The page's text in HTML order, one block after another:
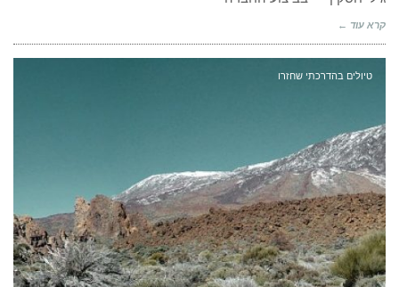
קרא עוד ←
טיולים בהדרכתי שחזרו